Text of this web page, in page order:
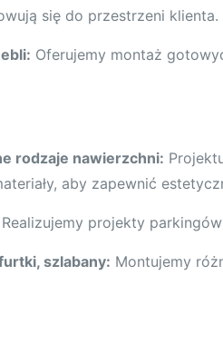
się do przestrzeni klienta.
Oferujemy montaż
rodzaje nawierzchni:
aby zapewnić
Realizujemy projekty
szlabany: Montujemy